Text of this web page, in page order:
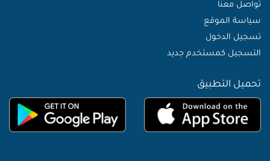
تواصل معنا
سياسة الموقع
تسجيل الدخول
التسجيل كمستخدم جديد
تحميل التطبيق